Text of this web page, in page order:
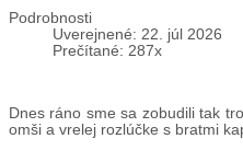
Podrobnosti
Uverejnené: 22. júl 2026
Prečítané: 287x
Dnes ráno sme sa zobudili tak
omši a vrelej rozlúčke s bratmi